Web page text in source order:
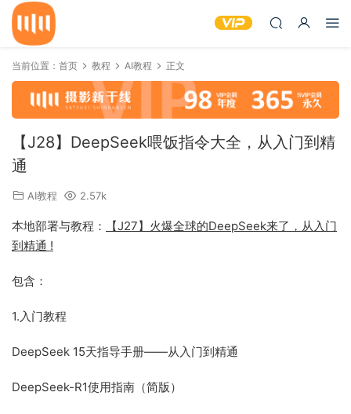
当前位置： 首页 教程 AI教程 正文
【J28】DeepSeek喂饭指令大全，从入门到精
通
AI教程 2.57k
本地部署与教程：
【J27】火爆全球的DeepSeek来了，从入门
到精通 !
包含：
1.入门教程
DeepSeek 15天指导手册——从入门到精通
DeepSeek-R1使用指南（简版）